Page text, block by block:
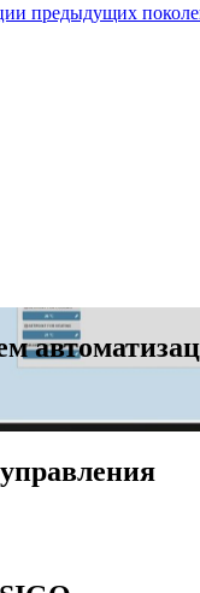
предыдущих